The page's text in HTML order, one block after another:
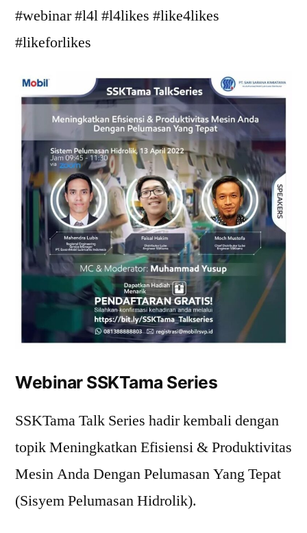
#webinar #l4l #l4likes #like4likes
#likeforlikes
Webinar SSKTama Series
SSKTama Talk Series hadir kembali dengan
topik Meningkatkan Efisiensi & Produktivitas
Mesin Anda Dengan Pelumasan Yang Tepat
(Sisyem Pelumasan Hidrolik).